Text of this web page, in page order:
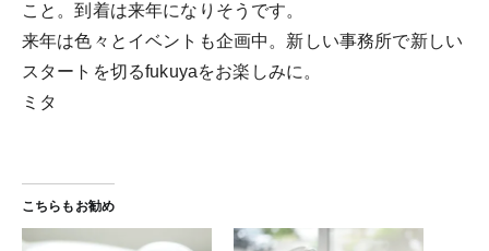
こと。到着は来年になりそうです。
来年は色々とイベントも企画中。新しい事務所で新しい
スタートを切るfukuyaをお楽しみに。
ミタ
こちらもお勧め